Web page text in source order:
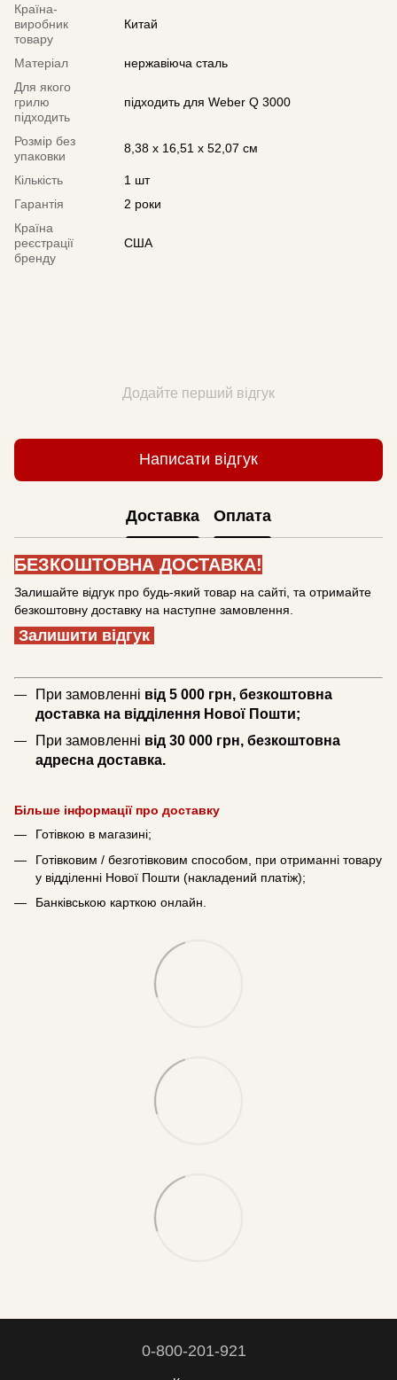
Країна-
виробник
товару
Китай
Матеріал
нержавіюча сталь
Для якого
грилю
підходить
підходить для Weber Q 3000
Розмір без
упаковки
8,38 х 16,51 x 52,07 см
Кількість
1 шт
Гарантія
2 роки
Країна
реєстрації
бренду
США
Додайте перший відгук
Написати відгук
Доставка Оплата
БЕЗКОШТОВНА ДОСТАВКА!
Залишайте відгук про будь-який товар на сайті, та отримайте
безкоштовну доставку на наступне замовлення.
Залишити відгук
При замовленні від 5 000 грн, безкоштовна
доставка на відділення Нової Пошти;
При замовленні від 30 000 грн, безкоштовна
адресна доставка.
Більше інформації про доставку
Готівкою в магазині;
Готівковим / безготівковим способом, при отриманні товару
у відділенні Нової Пошти (накладений платіж);
Банківською карткою онлайн.
0-800-201-921